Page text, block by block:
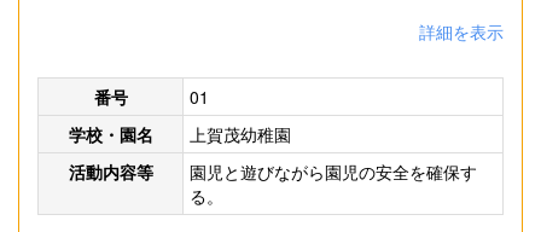
詳細を表示
番号
01
学校・園名
上賀茂幼稚園
活動内容等
園児と遊びながら園児の安全を確保す
る。